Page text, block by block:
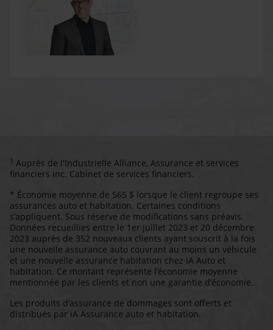
1 Auprès de l'Industrielle Alliance, Assurance et services
financiers inc. Cabinet de services financiers.
* Économie moyenne de 565 $ lorsque le client regroupe ses
assurances auto et habitation. Certaines conditions
s’appliquent. Sous réserve de modifications sans préavis.
Données recueillies entre le 1er juillet 2023 et 20 décembre
2023 auprès de 352 nouveaux clients ayant souscrit à la fois
une nouvelle assurance auto couvrant au moins un véhicule
et une nouvelle assurance habitation chez iA Auto et
habitation. Ce montant représente l’économie moyenne
mentionnée par les clients et non une garantie d’économie.
Les produits d’assurance de dommages sont offerts et
distribués par iA Assurance auto et habitation.